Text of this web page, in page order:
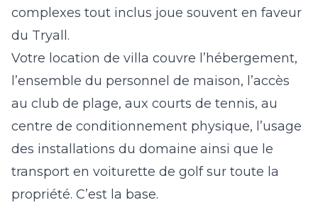
complexes tout inclus joue souvent en faveur
du Tryall.
Votre location de villa couvre l’hébergement,
l’ensemble du personnel de maison, l’accès
au club de plage, aux courts de tennis, au
centre de conditionnement physique, l’usage
des installations du domaine ainsi que le
transport en voiturette de golf sur toute la
propriété. C’est la base.